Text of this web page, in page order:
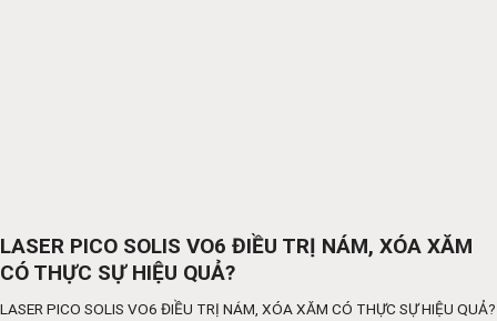
LASER PICO SOLIS VO6 ĐIỀU TRỊ NÁM, XÓA XĂM
CÓ THỰC SỰ HIỆU QUẢ?
LASER PICO SOLIS VO6 ĐIỀU TRỊ NÁM, XÓA XĂM CÓ THỰC SỰ HIỆU QUẢ?